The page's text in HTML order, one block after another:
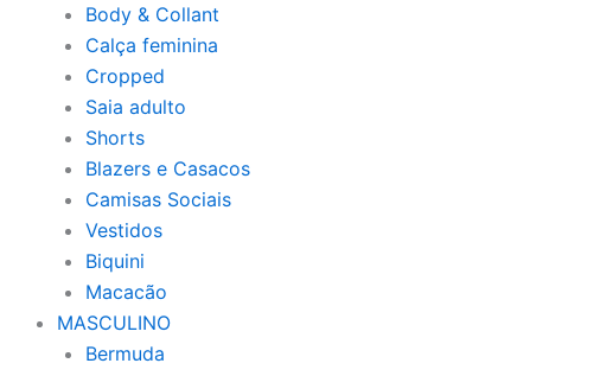
Body & Collant
Calça feminina
Cropped
Saia adulto
Shorts
Blazers e Casacos
Camisas Sociais
Vestidos
Biquini
Macacão
MASCULINO
Bermuda